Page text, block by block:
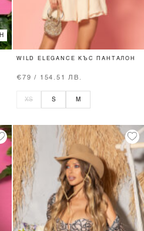
WILD ELEGANCE КЪС ПАНТАЛОН
€79 / 154.51 ЛВ.
XS S M